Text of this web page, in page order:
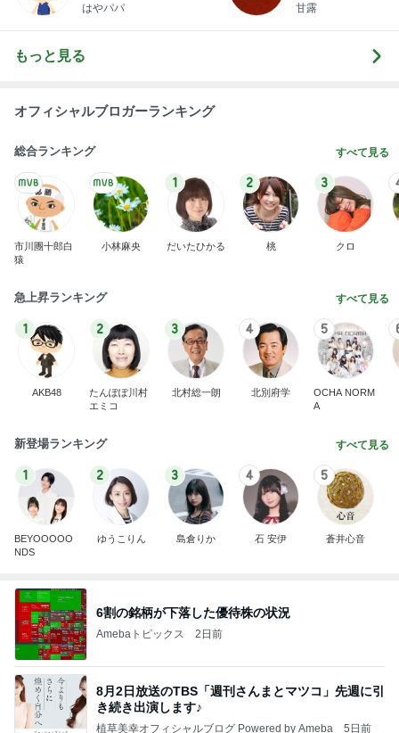
はやパパ 甘露
もっと見る
オフィシャルブロガーランキング
総合ランキング すべて見る
市川團十郎白
猿
小林麻央
1
だいたひかる
2
桃
3
クロ
急上昇ランキング すべて見る
1
AKB48
2
たんぽぽ川村
エミコ
3
北村総一朗
4
北別府学
5
OCHA NORM
A
新登場ランキング すべて見る
1
BEYOOOOO
NDS
2
ゆうこりん
3
島倉りか
4
石 安伊
5
蒼井心音
6割の銘柄が下落した優待株の状況
Amebaトピックス 2日前
8月2日放送のTBS「週刊さんまとマツコ」先週に引
き続き出演します♪
植草美幸オフィシャルブログ Powered by Ameba 5日前